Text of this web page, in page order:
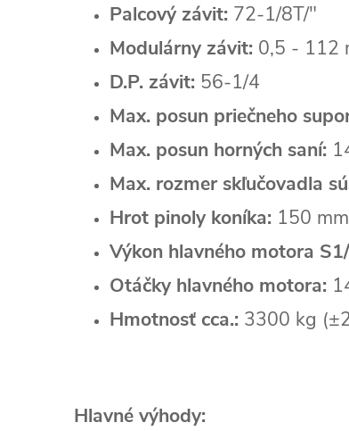
Palcový závit: 72-1/8T/"
Modulárny závit: 0,5 - 112
D.P. závit: 56-1/4
Max. posun priečneho
Max. posun horných saní:
Max. rozmer skľučovadla
Hrot pinoly koníka: 150 mm
Výkon hlavného motora
Otáčky hlavného motora:
Hmotnosť cca.: 3300 kg
Hlavné výhody: